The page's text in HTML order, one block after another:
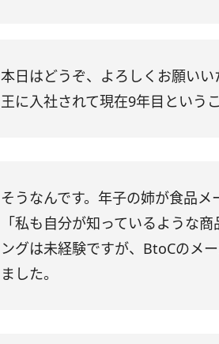
本日はどうぞ、よろしくお願い
王に入社されて現在9年目という
そうなんです。年子の姉が食品
「私も自分が知っているような
ングは未経験ですが、BtoCのメ
ました。